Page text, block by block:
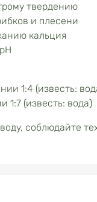
твердению
и плесени
кальция
1:4 (известь:
1:7 (известь: вода)
соблюдайте